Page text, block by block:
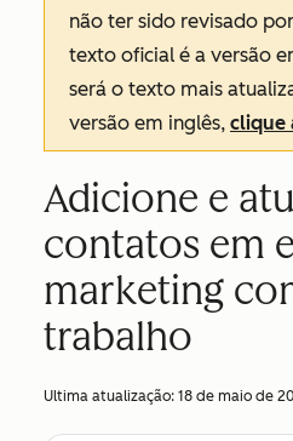
não ter sido revisado
texto oficial é a versão
será o texto mais
versão em inglês, clique
Adicione e
contatos em
marketing
trabalho
Ultima atualização: 18 de maio de